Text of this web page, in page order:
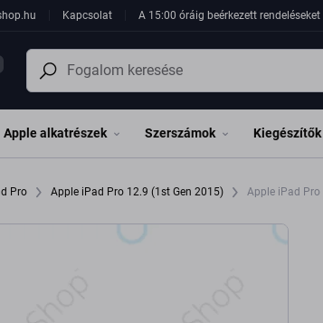
Kapcsolat A 15:00 óráig beérkezett
Apple alkatrészek Szerszámok Kiegészítők
Pro Apple iPad Pro 12.9 (1st Gen 2015) Apple iPad Pro